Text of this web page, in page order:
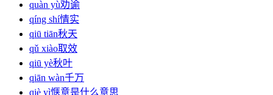
quàn yù劝谕
qíng shí情实
qiū tiān秋天
qǔ xiào取效
qiū yè秋叶
qiān wàn千万
qiè yì惬意是什么意思